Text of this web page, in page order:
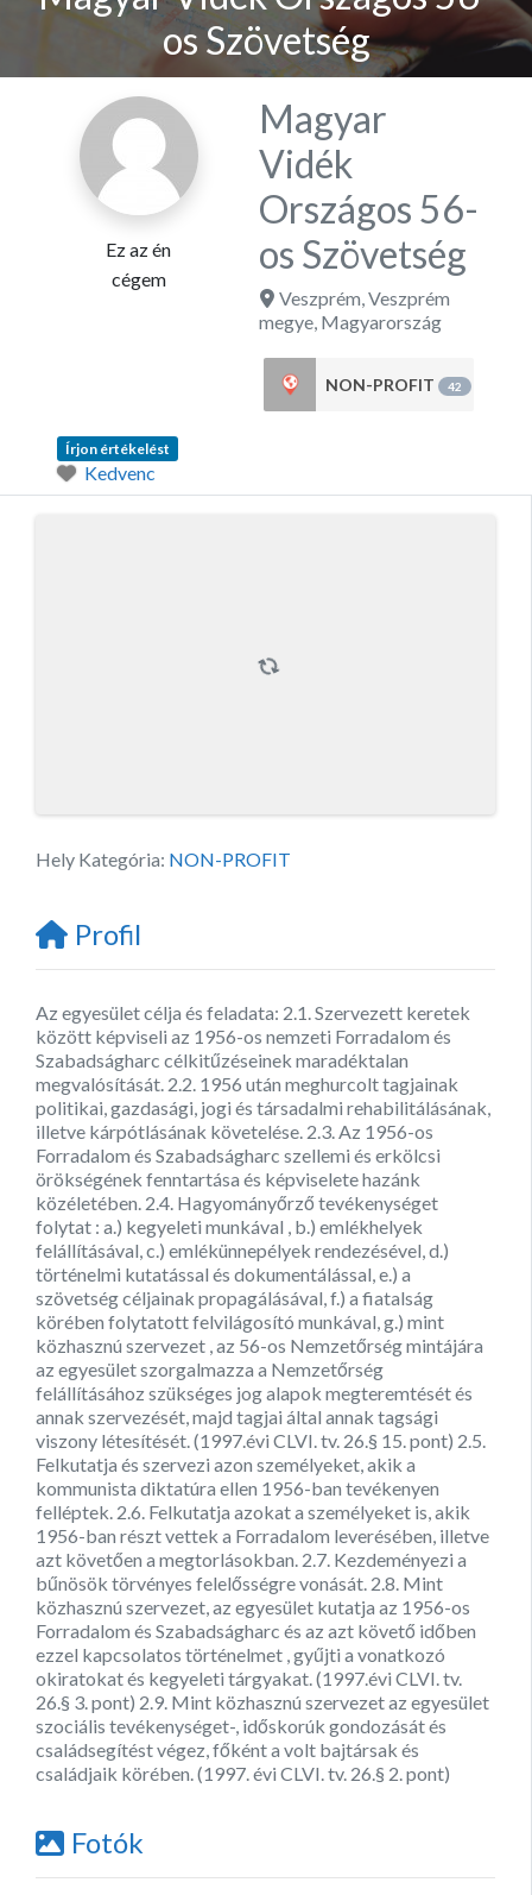
os Szövetség
Ez az én
cégem
Magyar
Vidék
Országos 56-
os Szövetség
Veszprém,Veszprém
megye, Magyarország
NON-PROFIT 42
Írjon értékelést
Kedvenc
Hely Kategória: NON-PROFIT
Profil
Az egyesület célja és feladata: 2.1. Szervezett keretek
között képviseli az 1956-os nemzeti Forradalom és
Szabadságharc célkitűzéseinek maradéktalan
megvalósítását. 2.2. 1956 után meghurcolt tagjainak
politikai, gazdasági, jogi és társadalmi rehabilitálásának,
illetve kárpótlásának követelése. 2.3. Az 1956-os
Forradalom és Szabadságharc szellemi és erkölcsi
örökségének fenntartása és képviselete hazánk
közéletében. 2.4. Hagyományőrző tevékenységet
folytat : a.) kegyeleti munkával , b.) emlékhelyek
felállításával, c.) emlékünnepélyek rendezésével, d.)
történelmi kutatással és dokumentálással, e.) a
szövetség céljainak propagálásával, f.) a fiatalság
körében folytatott felvilágosító munkával, g.) mint
közhasznú szervezet , az 56-os Nemzetőrség mintájára
az egyesület szorgalmazza a Nemzetőrség
felállításához szükséges jog alapok megteremtését és
annak szervezését, majd tagjai által annak tagsági
viszony létesítését. (1997.évi CLVI. tv. 26.§ 15. pont) 2.5.
Felkutatja és szervezi azon személyeket, akik a
kommunista diktatúra ellen 1956-ban tevékenyen
felléptek. 2.6. Felkutatja azokat a személyeket is, akik
1956-ban részt vettek a Forradalom leverésében, illetve
azt követően a megtorlásokban. 2.7. Kezdeményezi a
bűnösök törvényes felelősségre vonását. 2.8. Mint
közhasznú szervezet, az egyesület kutatja az 1956-os
Forradalom és Szabadságharc és az azt követő időben
ezzel kapcsolatos történelmet , gyűjti a vonatkozó
okiratokat és kegyeleti tárgyakat. (1997.évi CLVI. tv.
26.§ 3. pont) 2.9. Mint közhasznú szervezet az egyesület
szociális tevékenységet-, időskorúk gondozását és
családsegítést végez, főként a volt bajtársak és
családjaik körében. (1997. évi CLVI. tv. 26.§ 2. pont)
Fotók